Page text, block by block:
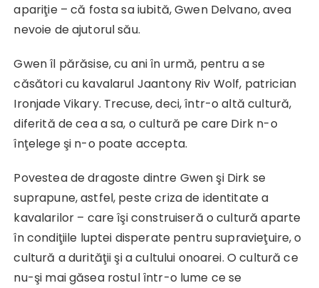
apariţie – că fosta sa iubită, Gwen Delvano, avea
nevoie de ajutorul său.
Gwen îl părăsise, cu ani în urmă, pentru a se
căsători cu kavalarul Jaantony Riv Wolf, patrician
Ironjade Vikary. Trecuse, deci, într-o altă cultură,
diferită de cea a sa, o cultură pe care Dirk n-o
înţelege şi n-o poate accepta.
Povestea de dragoste dintre Gwen şi Dirk se
suprapune, astfel, peste criza de identitate a
kavalarilor – care îşi construiseră o cultură aparte
în condiţiile luptei disperate pentru supravieţuire, o
cultură a durităţii şi a cultului onoarei. O cultură ce
nu-şi mai găsea rostul într-o lume ce se